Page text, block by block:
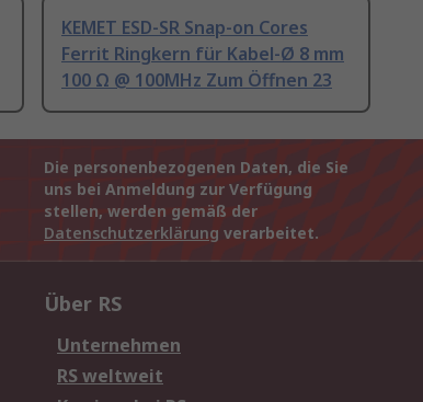
KEMET ESD-SR Snap-on Cores
Ferrit Ringkern für Kabel-Ø 8 mm
100 Ω @ 100MHz Zum Öffnen 23
Die personenbezogenen Daten, die Sie
uns bei Anmeldung zur Verfügung
stellen, werden gemäß der
Datenschutzerklärung verarbeitet.
Über RS
Unternehmen
RS weltweit